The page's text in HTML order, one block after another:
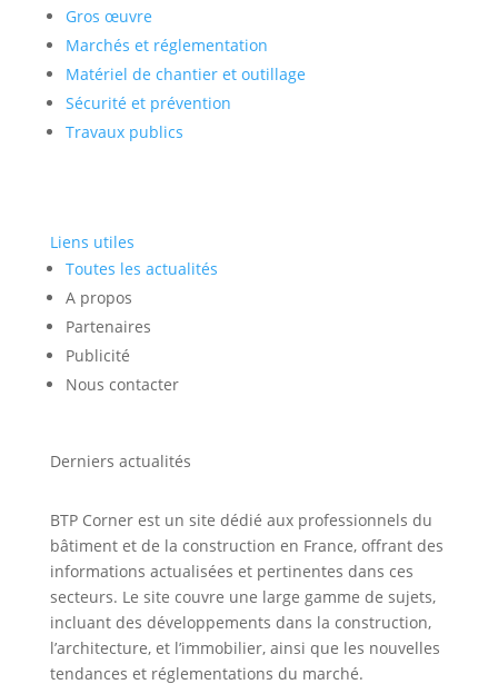
Gros œuvre
Marchés et réglementation
Matériel de chantier et outillage
Sécurité et prévention
Travaux publics
Liens utiles
Toutes les actualités
A propos
Partenaires
Publicité
Nous contacter
Derniers actualités
BTP Corner est un site dédié aux professionnels du
bâtiment et de la construction en France, offrant des
informations actualisées et pertinentes dans ces
secteurs. Le site couvre une large gamme de sujets,
incluant des développements dans la construction,
l’architecture, et l’immobilier, ainsi que les nouvelles
tendances et réglementations du marché.